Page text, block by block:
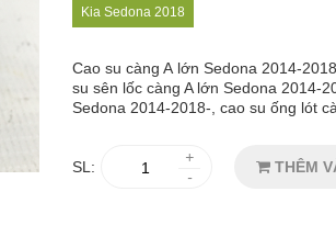
Kia Sedona 2018
Cao su càng A lớn Sedona 2014-
su sên lốc càng A lớn Sedona 2014-
Sedona 2014-2018-, cao su ống lót
SL:
+
-
THÊM